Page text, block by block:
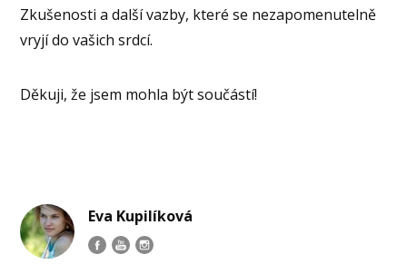
Zkušenosti a další vazby, které se nezapomenutelně
vryjí do vašich srdcí.
Děkuji, že jsem mohla být součástí!
Eva Kupilíková